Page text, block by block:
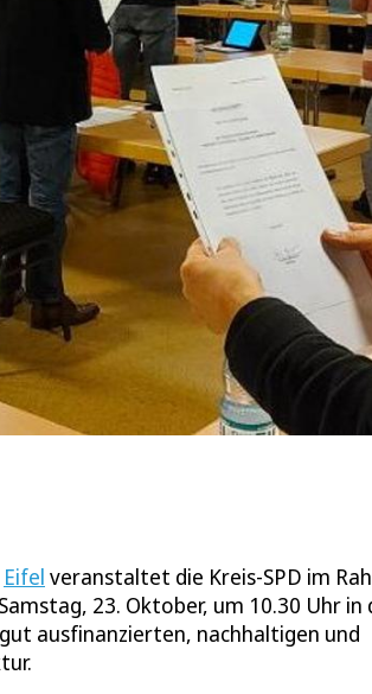
Eifel veranstaltet die Kreis-SPD im
23. Oktober, um 10.30 Uhr in
ausfinanzierten, nachhaltigen und